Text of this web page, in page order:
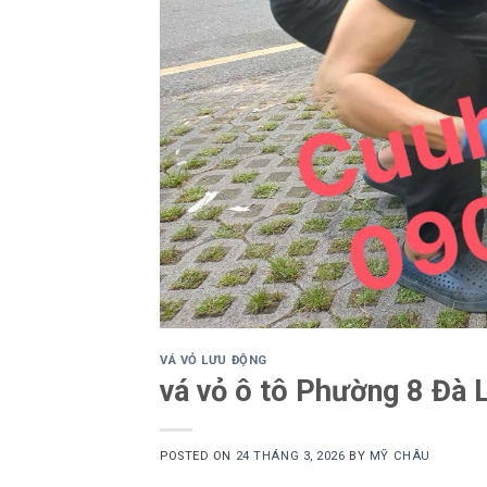
VÁ VỎ LƯU ĐỘNG
vá vỏ ô tô Phường 8 Đà
POSTED ON 24 THÁNG 3, 2026 BY MỸ CHÂU